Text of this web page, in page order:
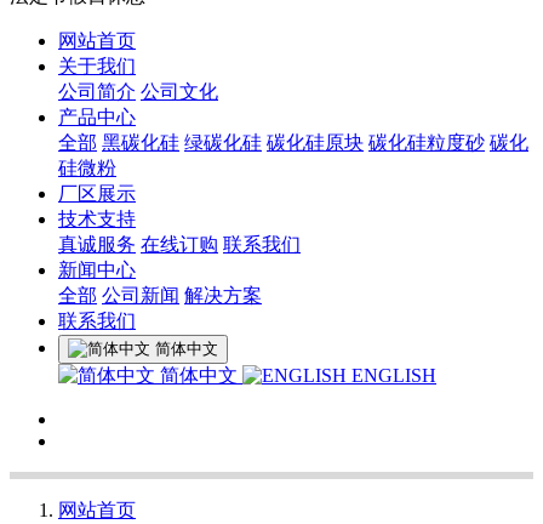
网站首页
关于我们
公司简介 公司文化
产品中心
全部 黑碳化硅 绿碳化硅 碳化硅原块 碳化硅粒度砂 碳化
硅微粉
厂区展示
技术支持
真诚服务 在线订购 联系我们
新闻中心
全部 公司新闻 解决方案
联系我们
简体中文
简体中文 ENGLISH
网站首页